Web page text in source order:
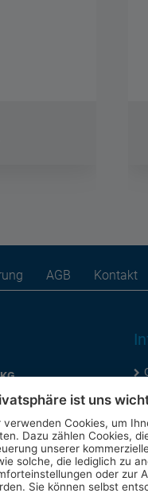
AGB Kontakt
ist uns
verwenden Cookies, um
Dazu zählen Cookies,
unserer
solche, die lediglich zu
oder zur
Sie können selbst